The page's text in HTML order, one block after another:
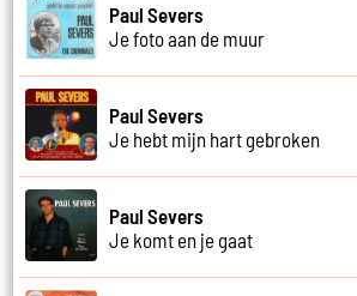
Paul Severs
Je foto aan de muur
Paul Severs
Je hebt mijn hart gebroken
Paul Severs
Je komt en je gaat